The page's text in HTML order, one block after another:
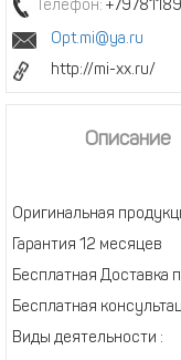
Телефон:
Opt.mi@ya.ru
http://mi-xx.ru/
Описание
Оригинальная
Гарантия 12 месяцев
Бесплатная Доставка
Бесплатная
Виды деятельности :